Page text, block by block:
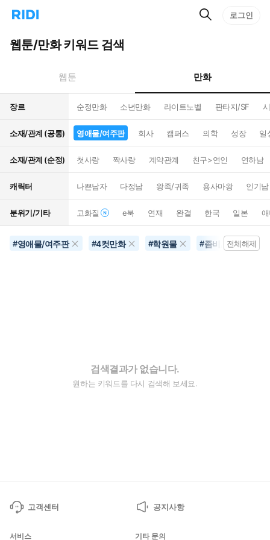
리
홈
으
턴
트
검
로그인
웹툰/만화 키워드 검색
웹툰 만화
장르 순정만화 소년만화 라이트노벨 판타지/SF
소재/관계 (공통) 영애물/여주판 회사 캠퍼스 의학 성장 일
소재/관계 (순정) 첫사랑 짝사랑 계약관계 친구>연인 연하남
캐릭터 나쁜남자 다정남 왕족/귀족 용사마왕 인기남
분위기/기타 고화질 e북 연재 완결 한국 일본
#영애물/여주판 #4컷만화 #학원물 #좀비/뱀파이어
전체해제
검색결과가 없습니다.
원하는 키워드를 다시 검색해 보세요.
고객센터 공지사항
서비스 기타 문의